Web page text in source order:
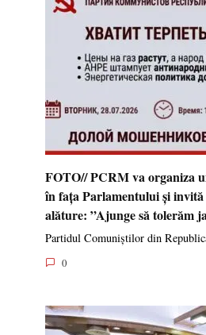
FOTO// PCRM va organiza
în fața Parlamentului și invită
alăture: ”Ajunge să tolerăm
Partidul Comuniștilor din
0